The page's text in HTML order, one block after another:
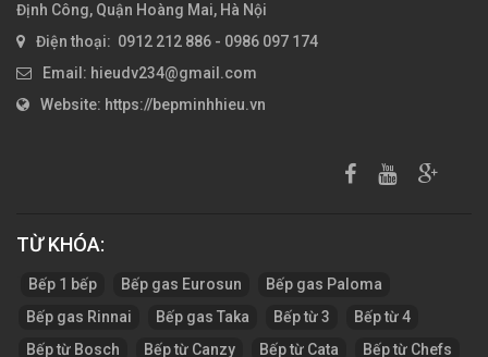
Định Công, Quận Hoàng Mai, Hà Nội
Điện thoại: 0912 212 886 - 0986 097 174
Email: hieudv234@gmail.com
Website: https://bepminhhieu.vn
TỪ KHÓA:
Tag:
Bếp 1 bếp Bếp gas Eurosun
Bếp gas Paloma
Bếp gas Rinnai
Bếp gas Taka Bếp từ 3
Bếp từ 4
Bếp từ Bosch
Bếp từ Canzy Bếp từ Cata Bếp từ Chefs